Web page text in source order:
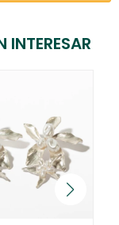
INTERESAR